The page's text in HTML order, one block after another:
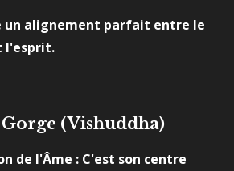
un alignement parfait entre le
l'esprit.
(Vishuddha)
de l'Âme : C'est son centre